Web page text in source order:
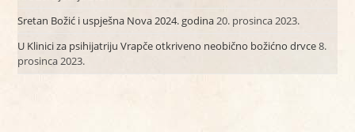
Sretan Božić i uspješna Nova 2024. godina20. prosinca 2023.
U Klinici za psihijatriju Vrapče otkriveno neobično božićno drvce8.
prosinca 2023.